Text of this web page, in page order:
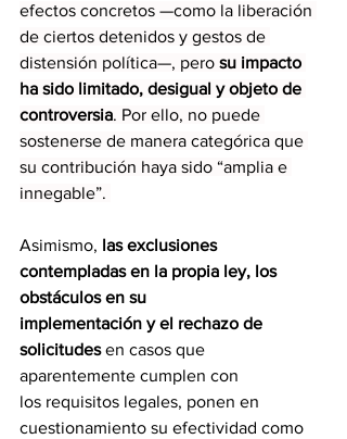
efectos concretos —como la liberación
de ciertos detenidos y gestos de
distensión política—, pero su impacto
ha sido limitado, desigual y objeto de
controversia. Por ello, no puede
sostenerse de manera categórica que
su contribución haya sido “amplia e
innegable”.
Asimismo, las exclusiones
contempladas en la propia ley, los
obstáculos en su
implementación y el rechazo de
solicitudes en casos que
aparentemente cumplen con
los requisitos legales, ponen en
cuestionamiento su efectividad como